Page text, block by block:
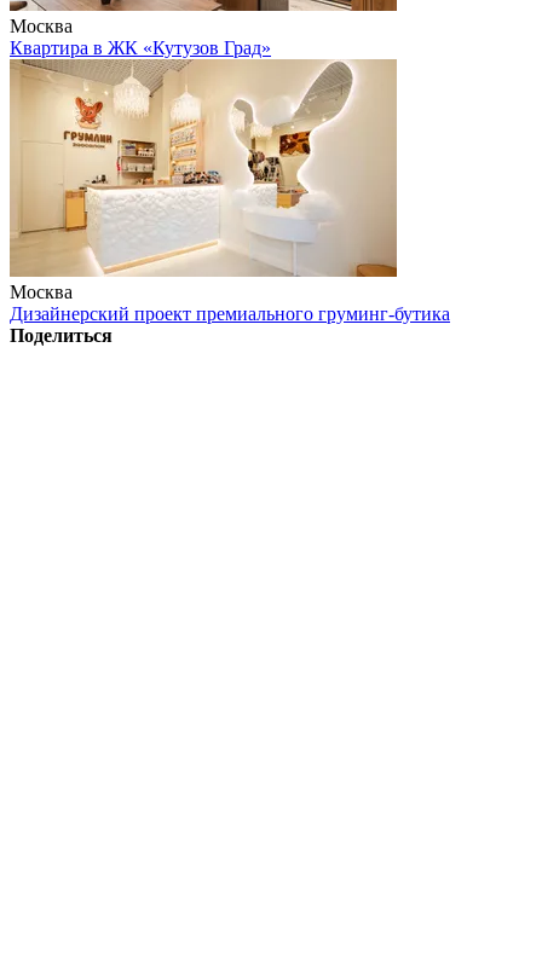
Москва
Квартира в ЖК «Кутузов Град»
Москва
Дизайнерский проект премиального груминг-бутика
Поделиться